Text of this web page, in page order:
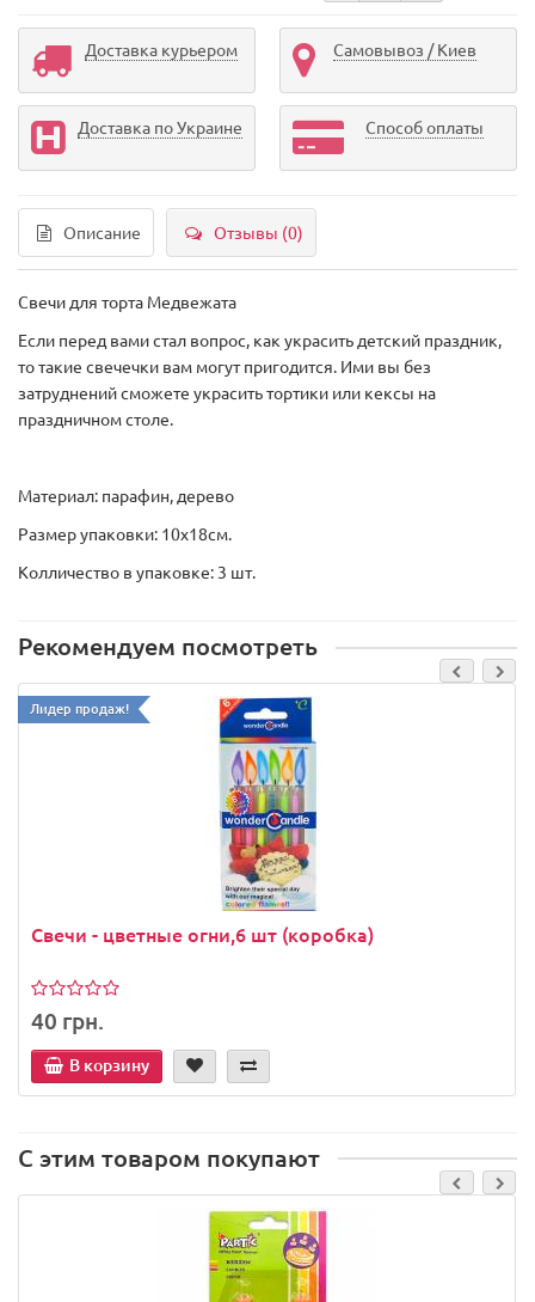
Доставка курьером Самовывоз / Киев
Доставка по Украине Способ оплаты
Описание Отзывы (0)
Свечи для торта Медвежата
Если перед вами стал вопрос, как украсить детский праздник,
то такие свечечки вам могут пригодится. Ими вы без
затруднений сможете украсить тортики или кексы на
праздничном столе.
Материал: парафин, дерево
Размер упаковки: 10х18см.
Колличество в упаковке: 3 шт.
Рекомендуем посмотреть
Лидер продаж!
Свечи - цветные огни,6 шт (коробка)
40 грн.
В корзину
С этим товаром покупают